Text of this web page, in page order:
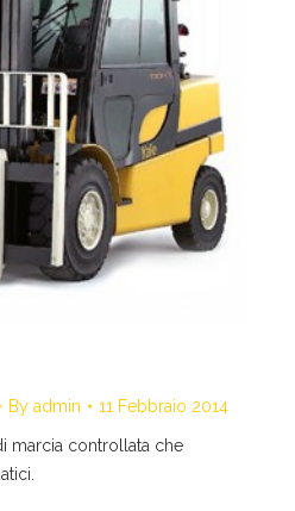
By admin 11 Febbraio 2014
marcia controllata che